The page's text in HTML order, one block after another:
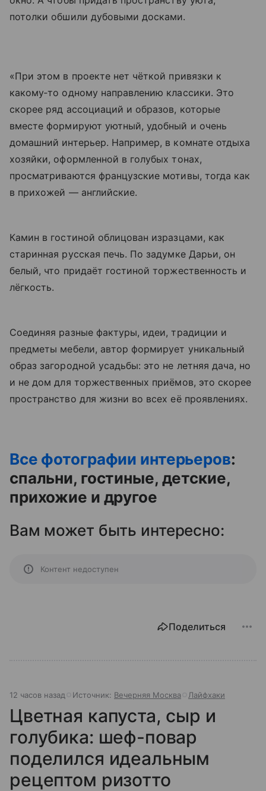
потолки обшили дубовыми досками.
«При этом в проекте нет чёткой привязки к
какому‐то одному направлению классики. Это
скорее ряд ассоциаций и образов, которые
вместе формируют уютный, удобный и очень
домашний интерьер. Например, в комнате отдыха
хозяйки, оформленной в голубых тонах,
просматриваются французские мотивы, тогда как
в прихожей — английские.
Камин в гостиной облицован изразцами, как
старинная русская печь. По задумке Дарьи, он
белый, что придаёт гостиной торжественность и
лёгкость.
Соединяя разные фактуры, идеи, традиции и
предметы мебели, автор формирует уникальный
образ загородной усадьбы: это не летняя дача, но
и не дом для торжественных приёмов, это скорее
пространство для жизни во всех её проявлениях.
Все фотографии интерьеров:
спальни, гостиные, детские,
прихожие и другое
Вам может быть интересно:
Контент недоступен
Поделиться
12 часов назад Источник: Вечерняя Москва Лайфхаки
Цветная капуста, сыр и
голубика: шеф-повар
поделился идеальным
рецептом ризотто